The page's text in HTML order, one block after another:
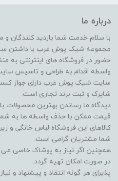
درباره ما
با سلام خدمت شما بازدید کنندگان و
مجموعه شیک پوش غرب با داشتن
حضور در فروشگاه های اینترنتی به
واسطه اقدام به طراحی و تاسیس
سایت شیک پوش غرب دارای جواز کسب
شاپرک و ثبت برند تجاری است.
دیدگاه ما رساندن بهترین محصولات
قیمت ممکن با حذف واسطه ها به
کالاهای این فروشگاه لباس خانگی و
شما مشتریان گرامی است.
همچنین اگر نیاز به پوشاک خاصی می
در صورت امکان تهیه گردد.
پذیرای هر گونه انتقاد و پیشنهاد و